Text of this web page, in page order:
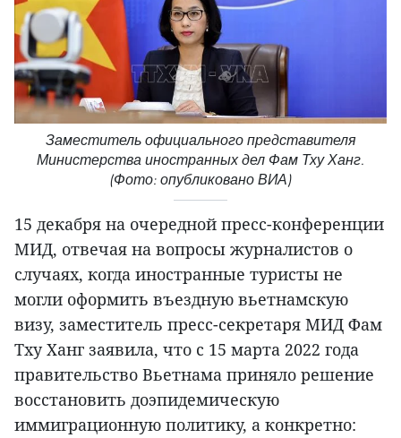
Заместитель официального представителя
Министерства иностранных дел Фам Тху Ханг.
(Фото: опубликовано ВИА)
15 декабря на очередной пресс-конференции
МИД, отвечая на вопросы журналистов о
случаях, когда иностранные туристы не
могли оформить въездную вьетнамскую
визу, заместитель пресс-секретаря МИД Фам
Тху Ханг заявила, что с 15 марта 2022 года
правительство Вьетнама приняло решение
восстановить доэпидемическую
иммиграционную политику, а конкретно: